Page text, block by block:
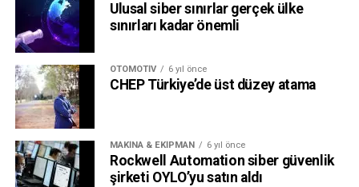
Ulusal siber sınırlar gerçek ülke
sınırları kadar önemli
OTOMOTIV 6 yıl önce
CHEP Türkiye’de üst düzey atama
MAKINA & EKIPMAN 6 yıl önce
Rockwell Automation siber güvenlik
şirketi OYLO’yu satın aldı